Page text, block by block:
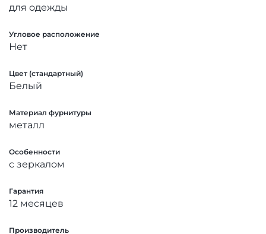
для одежды
Угловое расположение
Нет
Цвет (стандартный)
Белый
Материал фурнитуры
металл
Особенности
с зеркалом
Гарантия
12 месяцев
Производитель